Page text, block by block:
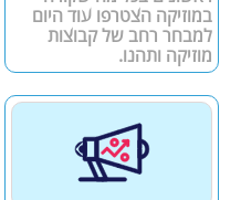
במוזיקה הצטרפו עוד היום
למבחר רחב של קבוצות
מוזיקה ותהנו.